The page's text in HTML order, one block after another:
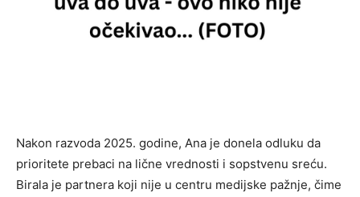
Nakon razvoda 2025. godine, Ana je donela odluku da
prioritete prebaci na lične vrednosti i sopstvenu sreću.
Birala je partnera koji nije u centru medijske pažnje, čime